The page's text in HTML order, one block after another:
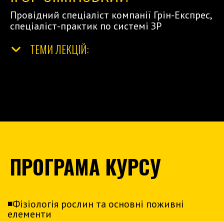
Провідний спеціаліст компанії Грін-Експрес,
спеціаліст-практик по системі ЗР
ТЕМИ ЛЕКЦІЙ:
ПРОГРАМА КУРСУ
◾️Фізіологія рослин та основні поживні
елементи